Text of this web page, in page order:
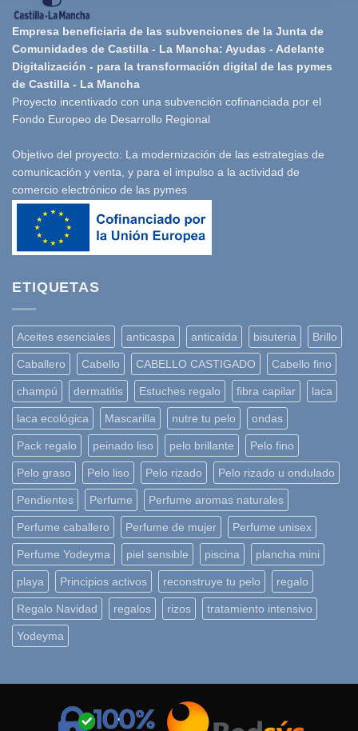
Empresa beneficiaria de las subvenciones de la Junta de
Comunidades de Castilla - La Mancha: Ayudas - Adelante
Digitalización - para la transformación digital de las pymes
de Castilla - La Mancha
Proyecto incentivado con una subvención cofinanciada por el
Fondo Europeo de Desarrollo Regional
Objetivo del proyecto: La modernización de las estrategias de
comunicación y venta, y para el impulso a la actividad de
comercio electrónico de las pymes
ETIQUETAS
Aceites esenciales anticaspa anticaída bisuteria Brillo
Caballero Cabello CABELLO CASTIGADO Cabello fino
champú dermatitis Estuches regalo fibra capilar laca
laca ecológica Mascarilla nutre tu pelo ondas
Pack regalo peinado liso pelo brillante Pelo fino
Pelo graso Pelo liso Pelo rizado Pelo rizado u ondulado
Pendientes Perfume Perfume aromas naturales
Perfume caballero Perfume de mujer Perfume unisex
Perfume Yodeyma piel sensible piscina plancha mini
playa Principios activos reconstruye tu pelo regalo
Regalo Navidad regalos rizos tratamiento intensivo
Yodeyma